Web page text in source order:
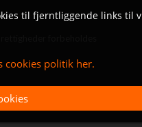
til fjerntliggende links til
cookies politik her.